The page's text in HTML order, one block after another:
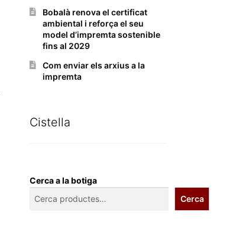
Bobalà renova el certificat
ambiental i reforça el seu
model d’impremta sostenible
fins al 2029
Com enviar els arxius a la
impremta
Cistella
Cerca a la botiga
Cerca